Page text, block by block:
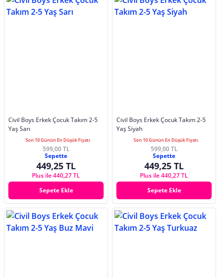
Civil Boys Erkek Çocuk Takım 2-5
Yaş Sarı
Son 10 Günün En Düşük Fiyatı
599,00 TL
Sepette
449,25 TL
Plus ile 440,27 TL
Sepete Ekle
Civil Boys Erkek Çocuk Takım 2-5
Yaş Siyah
Son 10 Günün En Düşük Fiyatı
599,00 TL
Sepette
449,25 TL
Plus ile 440,27 TL
Sepete Ekle